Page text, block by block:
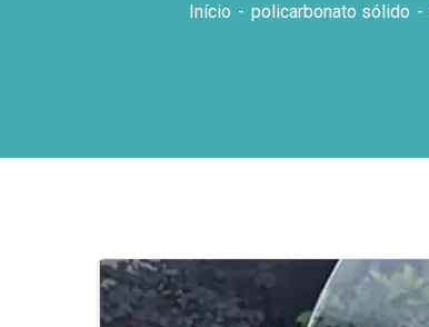
Início policarbonato sólido